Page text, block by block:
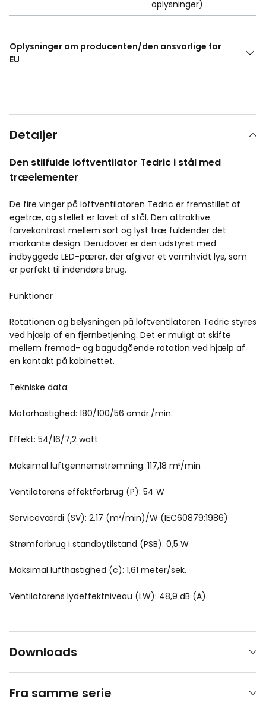
oplysninger)
Oplysninger om producenten/den ansvarlige for
EU
Detaljer
Den stilfulde loftventilator Tedric i stål med
træelementer
De fire vinger på loftventilatoren Tedric er fremstillet af
egetræ, og stellet er lavet af stål. Den attraktive
farvekontrast mellem sort og lyst træ fuldender det
markante design. Derudover er den udstyret med
indbyggede LED-pærer, der afgiver et varmhvidt lys, som
er perfekt til indendørs brug.
Funktioner
Rotationen og belysningen på loftventilatoren Tedric styres
ved hjælp af en fjernbetjening. Det er muligt at skifte
mellem fremad- og bagudgående rotation ved hjælp af
en kontakt på kabinettet.
Tekniske data:
Motorhastighed: 180/100/56 omdr./min.
Effekt: 54/16/7,2 watt
Maksimal luftgennemstrømning: 117,18 m³/min
Ventilatorens effektforbrug (P): 54 W
Serviceværdi (SV): 2,17 (m³/min)/W (IEC60879:1986)
Strømforbrug i standbytilstand (PSB): 0,5 W
Maksimal lufthastighed (c): 1,61 meter/sek.
Ventilatorens lydeffektniveau (LW): 48,9 dB (A)
Downloads
Fra samme serie